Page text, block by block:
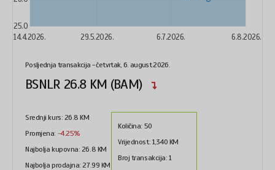
14.4.2026. 29.5.2026. 6.7.2026. 6.8.2026.
25.0
Posljednja transakcija - četvrtak, 6. august 2026.
BSNLR 26.8KM (BAM)
Srednji kurs: 26.8 KM
Promjena: -4.25%
Najbolja kupovna: 26.8 KM
Najbolja prodajna:27.99 KM
Količina: 50
Vrijednost: 1,340 KM
Broj transakcija: 1